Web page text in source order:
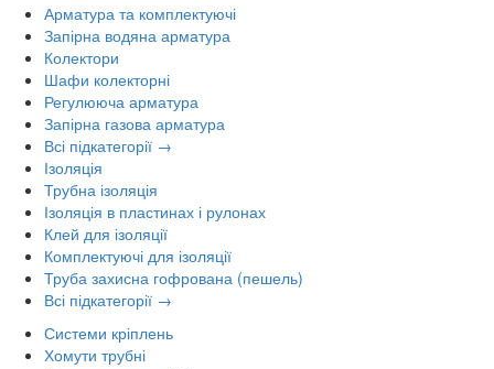
Арматура та комплектуючі
Запірна водяна арматура
Колектори
Шафи колекторні
Регулююча арматура
Запірна газова арматура
Всі підкатегорії →
Ізоляція
Трубна ізоляція
Ізоляція в пластинах і рулонах
Клей для ізоляції
Комплектуючі для ізоляції
Труба захисна гофрована (пешель)
Всі підкатегорії →
Системи кріплень
Хомути трубні